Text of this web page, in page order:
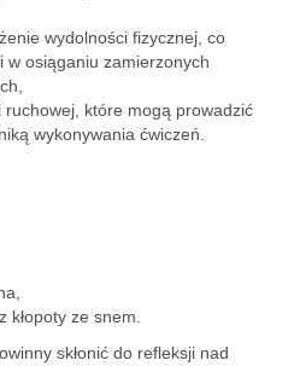
wydolności fizycznej, co
w osiąganiu zamierzonych
które mogą prowadzić
wykonywania ćwiczeń.
kłopoty ze snem.
skłonić do refleksji nad